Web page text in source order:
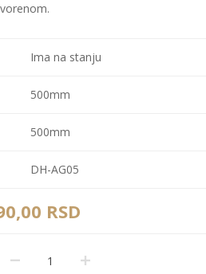
Ima na stanju
500mm
500mm
DH-AG05
RSD